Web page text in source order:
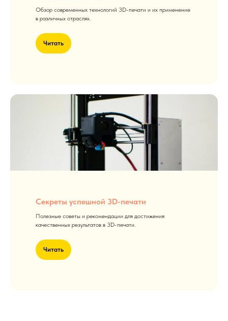
Обзор современных технологий 3D-печати и их применение
в различных отраслях.
Читать
Секреты успешной 3D-печати
Полезные советы и рекомендации для достижения
качественных результатов в 3D-печати.
Читать